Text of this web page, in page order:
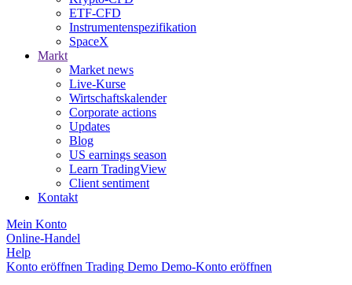
ETF-CFD
Instrumentenspezifikation
SpaceX
Markt
Market news
Live-Kurse
Wirtschaftskalender
Corporate actions
Updates
Blog
US earnings season
Learn TradingView
Client sentiment
Kontakt
Mein Konto
Online-Handel
Help
Konto eröffnen Trading Demo Demo-Konto eröffnen